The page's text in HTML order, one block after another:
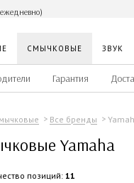
СМЫЧКОВЫЕ ЗВУК
Гарантия
Все бренды
Yamaha
позиций: 11